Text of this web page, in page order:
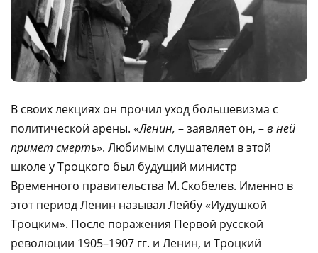
В своих лекциях он прочил уход большевизма с
политической арены. «Ленин, – заявляет он, –в ней
примет смерть». Любимым слушателем в этой
школе у Троцкого был будущий министр
Временного правительства М. Скобелев. Именно в
этот период Ленин называл Лейбу «Иудушкой
Троцким». После поражения Первой русской
революции 1905–1907 гг. и Ленин, и Троцкий